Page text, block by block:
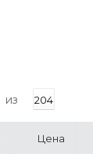
из 204
Цена